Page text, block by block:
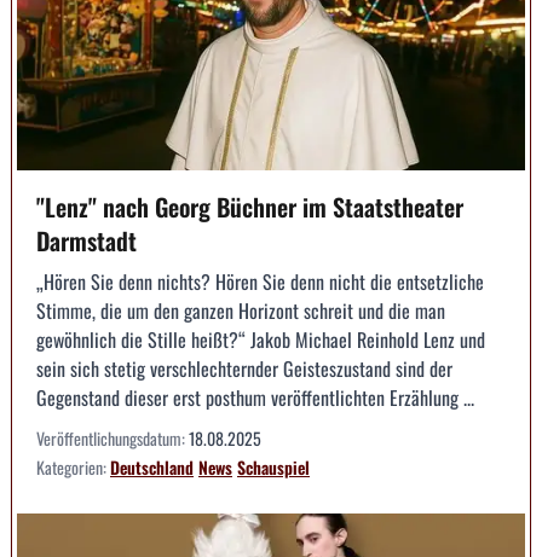
"Lenz" nach Georg Büchner im Staatstheater
Darmstadt
„Hören Sie denn nichts? Hören Sie denn nicht die entsetzliche
Stimme, die um den ganzen Horizont schreit und die man
gewöhnlich die Stille heißt?“ Jakob Michael Reinhold Lenz und
sein sich stetig verschlechternder Geisteszustand sind der
Gegenstand dieser erst posthum veröffentlichten Erzählung ...
Veröffentlichungsdatum:18.08.2025
Kategorien:DeutschlandNewsSchauspiel